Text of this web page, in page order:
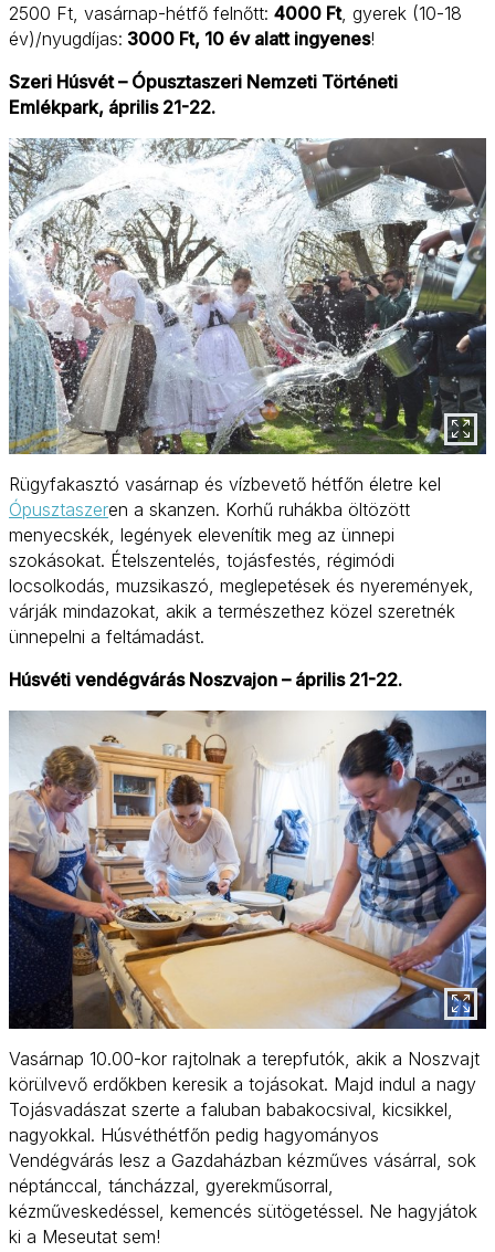
2500 Ft, vasárnap-hétfő felnőtt: 4000 Ft, gyerek (10-18
év)/nyugdíjas: 3000 Ft, 10 év alatt ingyenes!
Szeri Húsvét – Ópusztaszeri Nemzeti Történeti
Emlékpark, április 21-22.
Rügyfakasztó vasárnap és vízbevető hétfőn életre kel
Ópusztaszeren a skanzen. Korhű ruhákba öltözött
menyecskék, legények elevenítik meg az ünnepi
szokásokat. Ételszentelés, tojásfestés, régimódi
locsolkodás, muzsikaszó, meglepetések és nyeremények,
várják mindazokat, akik a természethez közel szeretnék
ünnepelni a feltámadást.
Húsvéti vendégvárás Noszvajon – április 21-22.
Vasárnap 10.00-kor rajtolnak a terepfutók, akik a Noszvajt
körülvevő erdőkben keresik a tojásokat. Majd indul a nagy
Tojásvadászat szerte a faluban babakocsival, kicsikkel,
nagyokkal. Húsvéthétfőn pedig hagyományos
Vendégvárás lesz a Gazdaházban kézműves vásárral, sok
néptánccal, táncházzal, gyerekműsorral,
kézműveskedéssel, kemencés sütögetéssel. Ne hagyjátok
ki a Meseutat sem!